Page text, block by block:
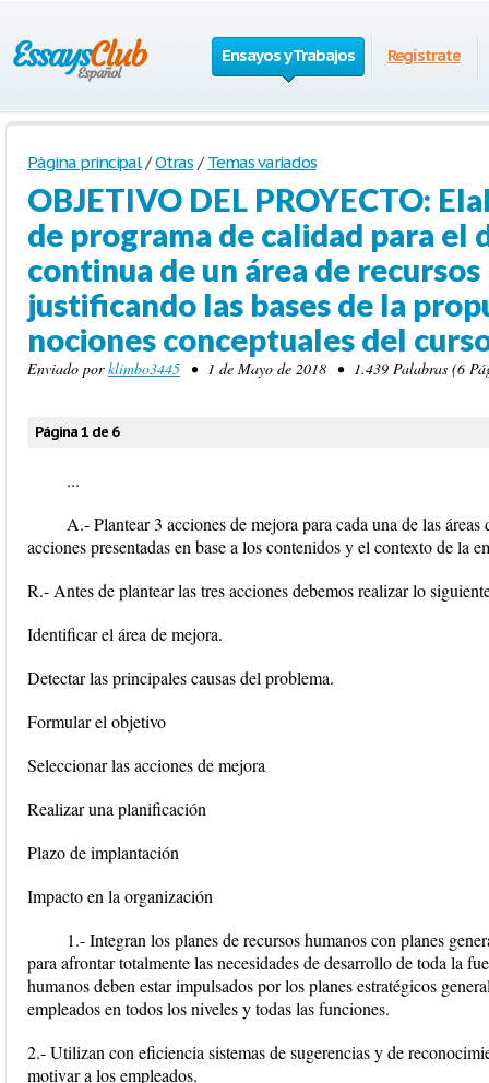
Ensayos y Trabajos Regístrate
Página principal / Otras / Temas variados
OBJETIVO DEL PROYECTO:
de programa de calidad para el
continua de un área de
justificando las bases de la
nociones conceptuales del
Enviado porklimbo3445 • 1 de Mayo de 2018 • 1.439 Palabras (6
Página 1 de 6
...
A.- Plantear 3 acciones de mejora para cada una de las
acciones presentadas en base a los contenidos y el contexto de la
R.- Antes de plantear las tres acciones debemos realizar lo
Identificar el área de mejora.
Detectar las principales causas del problema.
Formular el objetivo
Seleccionar las acciones de mejora
Realizar una planificación
Plazo de implantación
Impacto en la organización
1.- Integran los planes de recursos humanos con planes
para afrontar totalmente las necesidades de desarrollo de toda la
humanos deben estar impulsados por los planes estratégicos
empleados en todos los niveles y todas las funciones.
2.- Utilizan con eficiencia sistemas de sugerencias y de
motivar a los empleados.